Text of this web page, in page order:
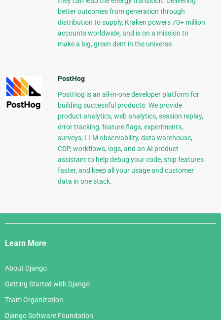
better outcomes from generation through
distribution to supply, Kraken powers 70+ million
accounts worldwide, and is on a mission to
make a big, green dent in the universe.
PostHog
PostHog is an all-in-one developer platform for
building successful products. We provide
product analytics, web analytics, session replay,
error tracking, feature flags, experiments,
surveys, LLM observability, data warehouse,
CDP, workflows, logs, and an AI product
assistant to help debug your code, ship features
faster, and keep all your usage and customer
data in one stack.
Django
Links
Learn More
About Django
Getting Started with Django
Team Organization
Django Software Foundation